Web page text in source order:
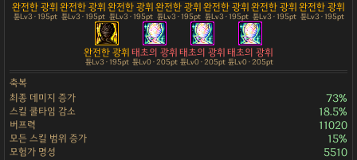
완전한 광휘
튠Lv3 · 195pt
완전한 광휘
튠Lv3 · 195pt
완전한 광휘
튠Lv3 · 195pt
완전한 광휘
튠Lv3 · 195pt
완전한 광휘
튠Lv3 · 195pt
완전한 광휘
튠Lv3 · 195pt
완전한 광휘
튠Lv3 · 195pt
완전한 광휘
튠Lv3 · 195pt
태초의 광휘
튠Lv0 · 205pt
태초의 광휘
튠Lv0 · 205pt
태초의 광휘
튠Lv0 · 205pt
축복
최종 데미지 증가
73%
스킬 쿨타임 감소 18.5%
버프력 11020
모든 스킬 범위 증가 15%
모험가 명성 5510